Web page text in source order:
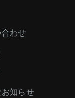
わせ
知らせ